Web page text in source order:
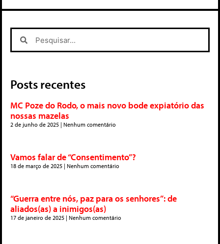
Posts recentes
MC Poze do Rodo, o mais novo bode expiatório das
nossas mazelas
2 de junho de 2025 Nenhum comentário
Vamos falar de “Consentimento”?
18 de março de 2025 Nenhum comentário
“Guerra entre nós, paz para os senhores”: de
aliados(as) a inimigos(as)
17 de janeiro de 2025 Nenhum comentário